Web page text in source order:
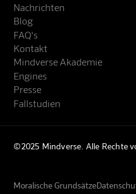
Nachrichten
Blog
FAQ's
Kontakt
Mindverse Akademie
Engines
Presse
Fallstudien
©2025 Mindverse. Alle Rechte
Moralische Grundsätze